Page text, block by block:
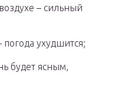
– сильный
ухудшится;
будет ясным,